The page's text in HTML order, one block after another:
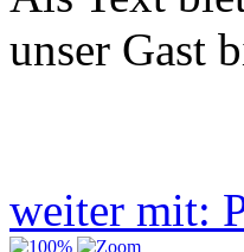
unser Gast
weiter mit: